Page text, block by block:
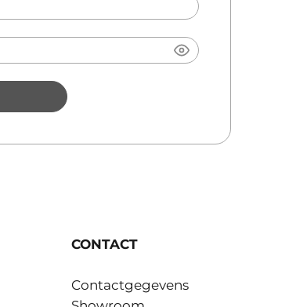
CONTACT
Contactgegevens